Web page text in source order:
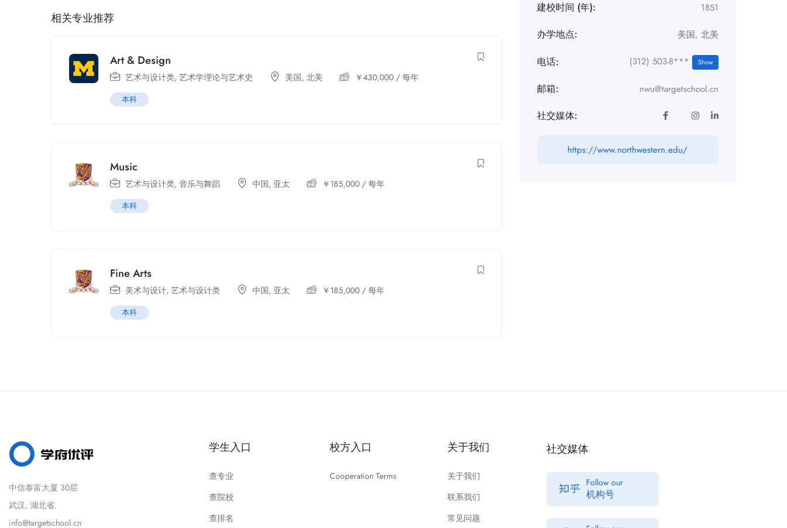
相关专业推荐
Art & Design
艺术与设计类, 艺术学理论与艺术史 美国, 北美 ￥430,000 / 每年
本科
Music
艺术与设计类, 音乐与舞蹈 中国, 亚太 ￥ 185,000 / 每年
本科
Fine Arts
美术与设计, 艺术与设计类 中国, 亚太 ￥ 185,000 / 每年
本科
建校时间 (年): 1851
办学地点: 美国, 北美
电话: (312) 503-8*** Show
邮箱: nwu@targetschool.cn
社交媒体:
https://www.northwestern.edu/
中信泰富大厦 30层
武汉, 湖北省.
info@targetschool.cn
学生入口
查专业
查院校
查排名
校方入口
Cooperation Terms
关于我们
关于我们
联系我们
常见问题
社交媒体
Follow our
机构号